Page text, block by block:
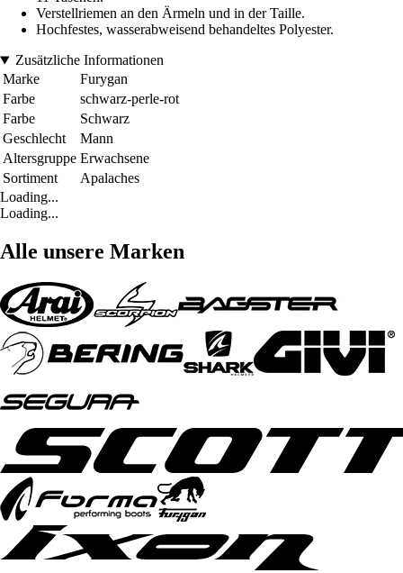
Verstellriemen an den Ärmeln und in der Taille.
Hochfestes, wasserabweisend behandeltes Polyester.
Zusätzliche Informationen
Marke
Furygan
Farbe
schwarz-perle-rot
Farbe
Schwarz
Geschlecht
Mann
Altersgruppe Erwachsene
Sortiment
Apalaches
Loading...
Loading...
Alle unsere Marken